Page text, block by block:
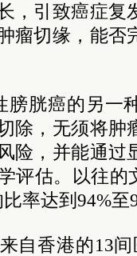
，引致癌症复
瘤切缘，能否
膀胱癌的另一
除，无须将肿
险，并能通过
评估。以往的
率达到94%至
自香港的13